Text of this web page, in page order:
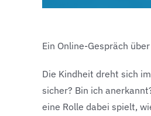
Ein Online-Gespräch
Die Kindheit dreht sich
sicher? Bin ich
eine Rolle dabei spielt,